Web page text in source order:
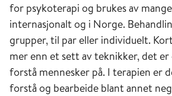
for psykoterapi og brukes av
internasjonalt og i Norge.
grupper, til par eller individuelt.
mer enn et sett av teknikker, det er
forstå mennesker på. I terapien er
forstå og bearbeide blant annet